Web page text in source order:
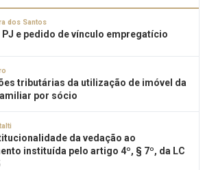
dos Santos
e pedido de vínculo empregatício
tributárias da utilização de imóvel da
por sócio
da vedação ao
instituída pelo artigo 4º, § 7º, da LC